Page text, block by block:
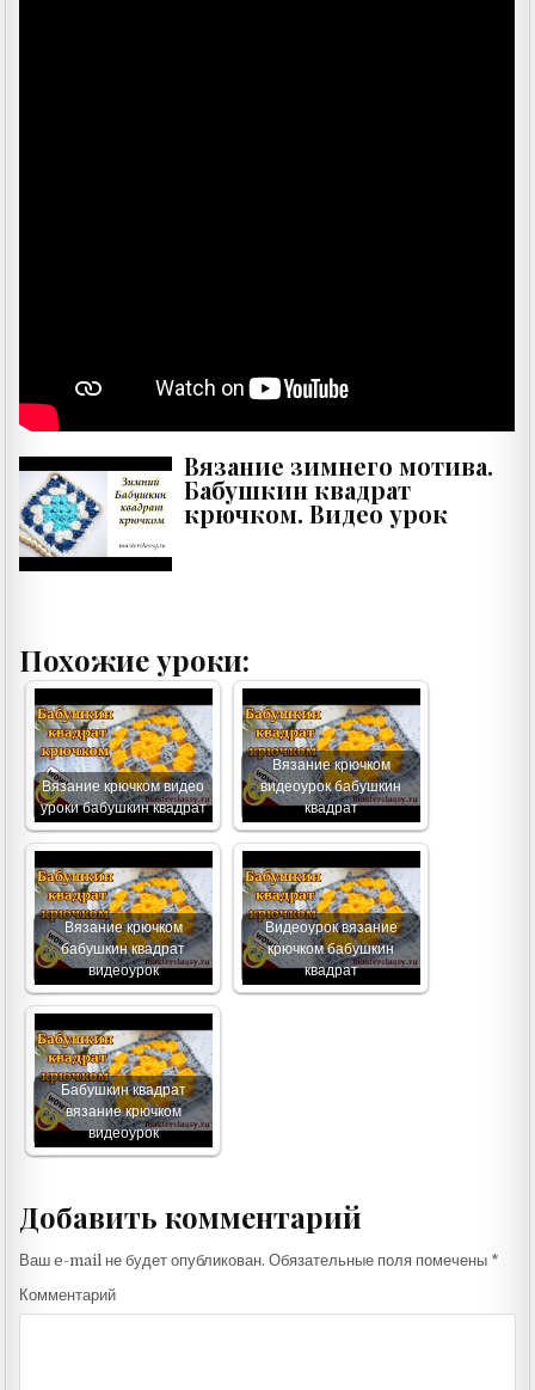
Вязание зимнего мотива.
Бабушкин квадрат
крючком. Видео урок
Похожие уроки:
Вязание крючком видео
уроки бабушкин квадрат
Вязание крючком
видеоурок бабушкин
квадрат
Вязание крючком
бабушкин квадрат
видеоурок
Видеоурок вязание
крючком бабушкин
квадрат
Бабушкин квадрат
вязание крючком
видеоурок
Добавить комментарий
Ваш e-mail не будет опубликован. Обязательные поля помечены *
Комментарий